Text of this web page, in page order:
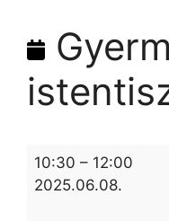
10:30 – 12:00
2025.06.08.